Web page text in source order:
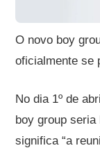
O novo boy
oficialmente se
No dia 1º de
boy group
significa “a